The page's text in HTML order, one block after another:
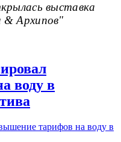
выставка
& Архипов"
воду в